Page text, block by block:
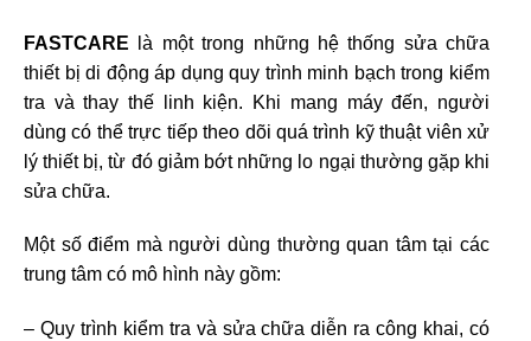
FASTCARE là một trong những hệ thống sửa chữa
thiết bị di động áp dụng quy trình minh bạch trong kiểm
tra và thay thế linh kiện. Khi mang máy đến, người
dùng có thể trực tiếp theo dõi quá trình kỹ thuật viên xử
lý thiết bị, từ đó giảm bớt những lo ngại thường gặp khi
sửa chữa.
Một số điểm mà người dùng thường quan tâm tại các
trung tâm có mô hình này gồm:
– Quy trình kiểm tra và sửa chữa diễn ra công khai, có